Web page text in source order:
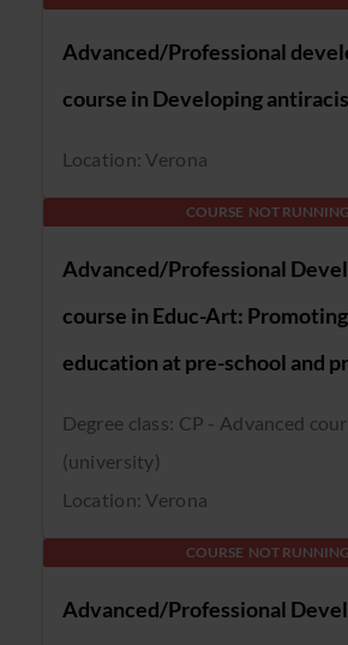
Advanced/Professional
course in Developing
Location: Verona
COURSE NOT RUNNING
Advanced/Professional
course in Educ-Art:
education at pre-school and
Degree class: CP - Advanced
(university)
Location: Verona
COURSE NOT RUNNING
Advanced/Professional